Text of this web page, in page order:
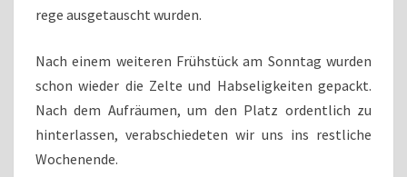
rege ausgetauscht wurden.
Nach einem weiteren Frühstück am Sonntag wurden
schon wieder die Zelte und Habseligkeiten gepackt.
Nach dem Aufräumen, um den Platz ordentlich zu
hinterlassen, verabschiedeten wir uns ins restliche
Wochenende.